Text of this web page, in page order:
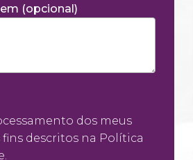
(opcional)
dos meus
descritos na Política